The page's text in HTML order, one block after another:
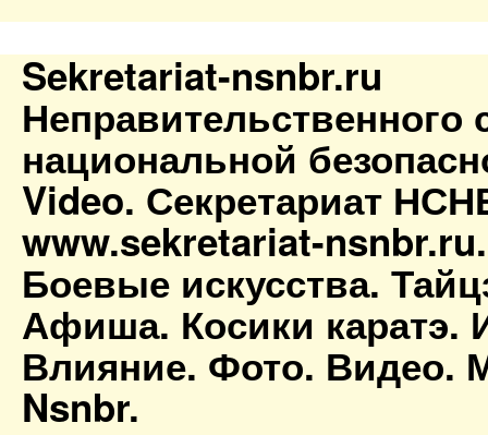
Sekretariat-nsnbr.ru
Неправительственного
национальной
Video. Секретариат
www.sekretariat-
Боевые искусства.
Афиша. Косики каратэ.
Влияние. Фото. Видео.
Nsnbr.